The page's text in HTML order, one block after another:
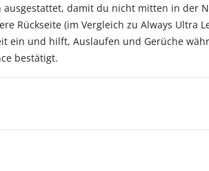
damit du nicht mitten in der
Rückseite (im Vergleich zu Always Ultra
ein und hilft, Auslaufen und Gerüche
bestätigt.